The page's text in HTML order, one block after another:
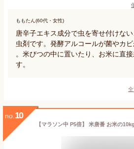
ももたん(60代・女性)
唐辛子エキス成分で虫を寄せ付けな
虫剤です。発酵アルコールが菌やカ
。米びつの中に置いたり、お米に直
す。
no. 10